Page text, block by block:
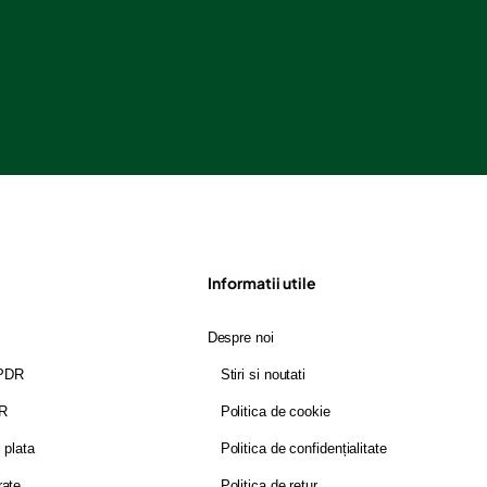
plata
Informatii utile
Despre noi
Stiri si noutati
Politica de cookie
Politica de confidențialitate